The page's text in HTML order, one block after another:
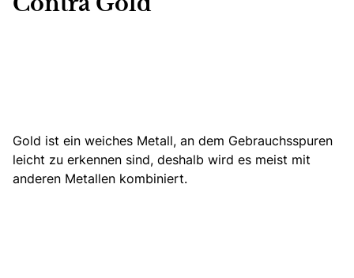
Contra Gold
Gold ist ein weiches Metall, an dem Gebrauchsspuren
leicht zu erkennen sind, deshalb wird es meist mit
anderen Metallen kombiniert.